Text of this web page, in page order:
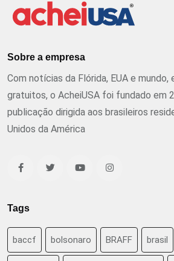
Sobre a empresa
Com notícias da Flórida, EUA e mundo,
gratuitos, o AcheiUSA foi fundado em
publicação dirigida aos brasileiros
Unidos da América
Tags
baccf bolsonaro BRAFF brasil